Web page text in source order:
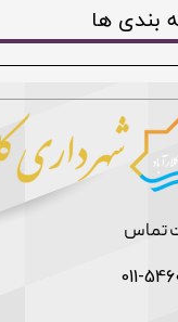
بندی ها
تماس
011-